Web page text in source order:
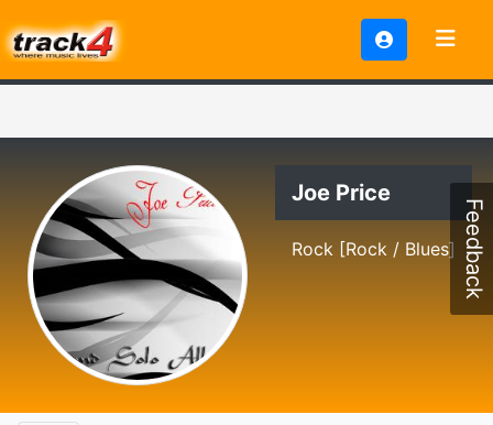
Joe Price
Rock [Rock / Blues] Feedback